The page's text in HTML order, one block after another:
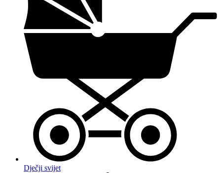
Dječji svijet